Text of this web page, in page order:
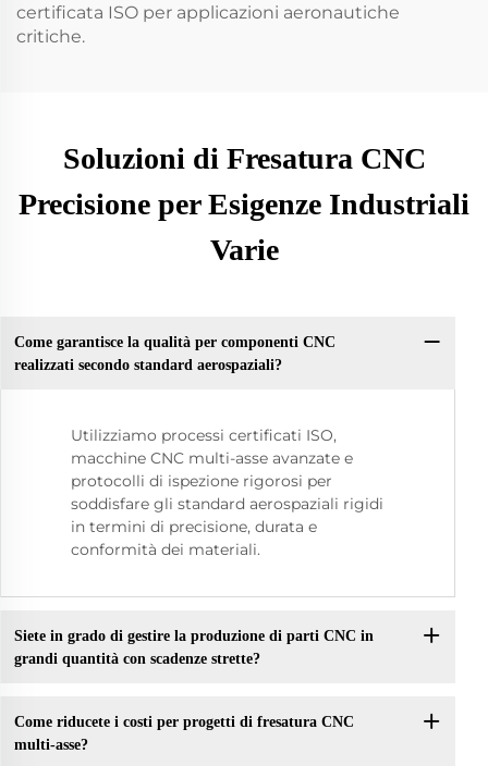
certificata ISO per applicazioni aeronautiche
critiche.
Soluzioni di Fresatura CNC
Precisione per Esigenze Industriali
Varie
Come garantisce la qualità per componenti CNC
realizzati secondo standard aerospaziali?
Utilizziamo processi certificati ISO,
macchine CNC multi-asse avanzate e
protocolli di ispezione rigorosi per
soddisfare gli standard aerospaziali rigidi
in termini di precisione, durata e
conformità dei materiali.
Siete in grado di gestire la produzione di parti CNC in
grandi quantità con scadenze strette?
Come riducete i costi per progetti di fresatura CNC
multi-asse?